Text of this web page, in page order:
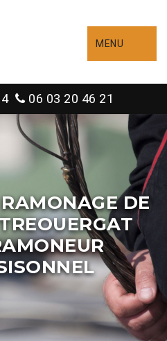
MENU
06 03 20 46 21
DE